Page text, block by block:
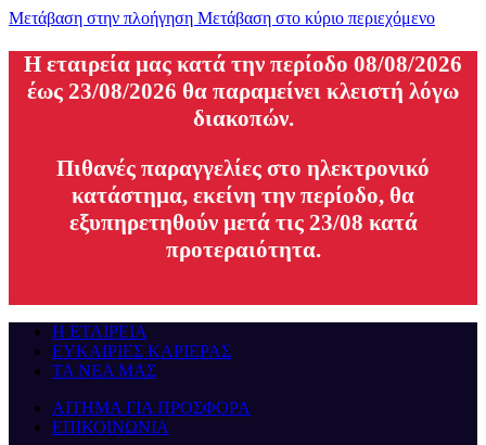
Μετάβαση στην πλοήγηση Μετάβαση στο κύριο περιεχόμενο
H εταιρεία μας κατά την περίοδο 08/08/2026
έως 23/08/2026 θα παραμείνει κλειστή λόγω
διακοπών.
Πιθανές παραγγελίες στο ηλεκτρονικό
κατάστημα, εκείνη την περίοδο, θα
εξυπηρετηθούν μετά τις 23/08 κατά
προτεραιότητα.
Η ΕΤΑΙΡΕΙΑ
ΕΥΚΑΙΡΙΕΣ ΚΑΡΙΕΡΑΣ
ΤΑ ΝΕΑ ΜΑΣ
ΑΙΤΗΜΑ ΓΙΑ ΠΡΟΣΦΟΡΑ
ΕΠΙΚΟΙΝΩΝΙΑ